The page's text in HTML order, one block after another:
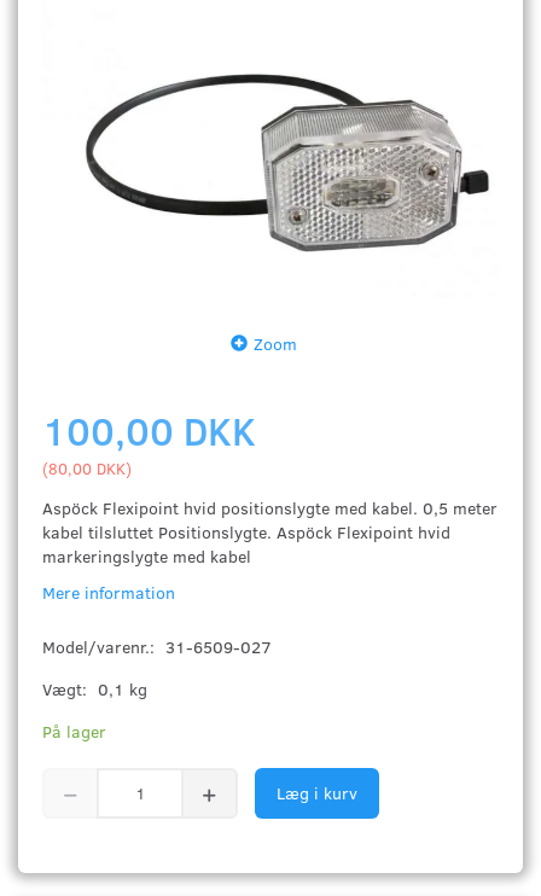
Zoom
100,00 DKK
(80,00 DKK)
Aspöck Flexipoint hvid positionslygte med kabel. 0,5 meter
kabel tilsluttet Positionslygte. Aspöck Flexipoint hvid
markeringslygte med kabel
Mere information
Model/varenr.: 31-6509-027
Vægt: 0,1 kg
På lager
Læg i kurv